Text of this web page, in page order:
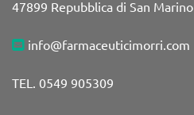
47899 Repubblica di San Marino
info@farmaceuticimorri.com
TEL. 0549 905309